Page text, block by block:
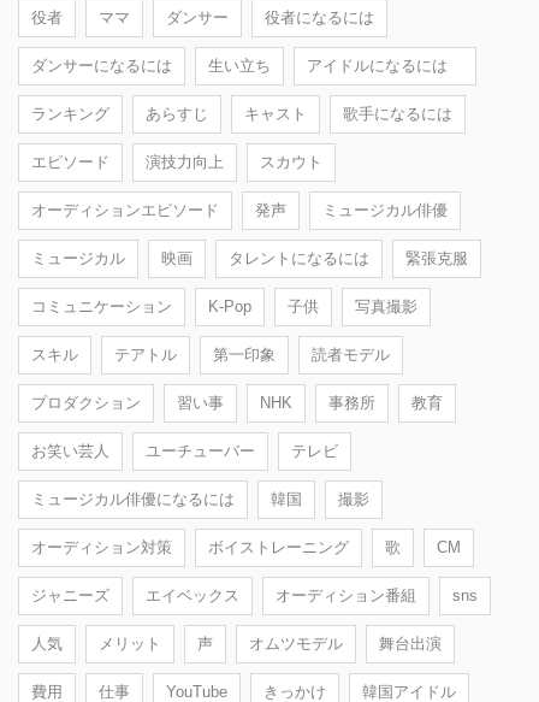
役者 ママ ダンサー 役者になるには
ダンサーになるには 生い立ち アイドルになるには
ランキング あらすじ キャスト 歌手になるには
エピソード 演技力向上 スカウト
オーディションエピソード 発声 ミュージカル俳優
ミュージカル 映画 タレントになるには 緊張克服
コミュニケーション K-Pop 子供 写真撮影
スキル テアトル 第一印象 読者モデル
プロダクション 習い事 NHK 事務所 教育
お笑い芸人 ユーチューバー テレビ
ミュージカル俳優になるには 韓国 撮影
オーディション対策 ボイストレーニング 歌 CM
ジャニーズ エイベックス オーディション番組 sns
人気 メリット 声 オムツモデル 舞台出演
費用 仕事 YouTube きっかけ 韓国アイドル